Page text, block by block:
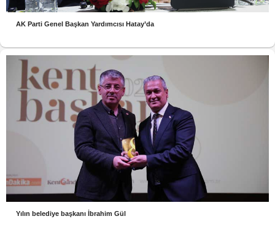
AK Parti Genel Başkan Yardımcısı Hatay’da
Yılın belediye başkanı İbrahim Gül